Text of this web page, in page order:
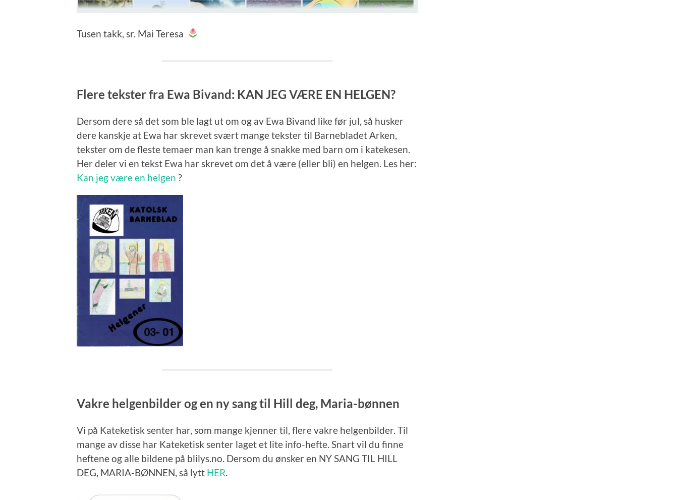
Tusen takk, sr. Mai Teresa
Flere tekster fra Ewa Bivand: KAN JEG VÆRE EN HELGEN?
Dersom dere så det som ble lagt ut om og av Ewa Bivand like før jul, så husker
dere kanskje at Ewa har skrevet svært mange tekster til Barnebladet Arken,
tekster om de fleste temaer man kan trenge å snakke med barn om i katekesen.
Her deler vi en tekst Ewa har skrevet om det å være (eller bli) en helgen. Les her:
Kan jeg være en helgen ?
Vakre helgenbilder og en ny sang til Hill deg, Maria-bønnen
Vi på Kateketisk senter har, som mange kjenner til, flere vakre helgenbilder. Til
mange av disse har Kateketisk senter laget et lite info-hefte. Snart vil du finne
heftene og alle bildene på blilys.no. Dersom du ønsker en NY SANG TIL HILL
DEG, MARIA-BØNNEN, så lytt HER